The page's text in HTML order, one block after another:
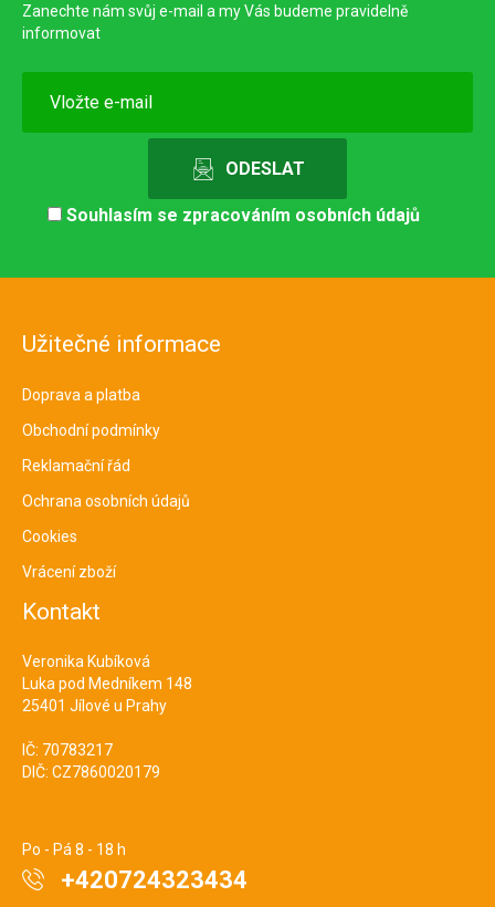
Zanechte nám svůj e-mail a my Vás budeme pravidelně
informovat
Souhlasím se zpracováním osobních údajů
Užitečné informace
Doprava a platba
Obchodní podmínky
Reklamační řád
Ochrana osobních údajů
Cookies
Vrácení zboží
Kontakt
Veronika Kubíková
Luka pod Medníkem 148
25401 Jílové u Prahy
IČ: 70783217
DIČ: CZ7860020179
Po - Pá 8 - 18 h
+420724323434